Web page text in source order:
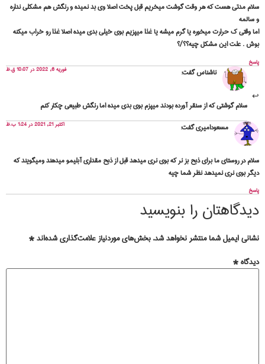
سلام مدتی هست که هر وقت گوشت میخریم قبل پخت اصلا وی بد نمیده و رنگش هم مشکلی نداره
و سالمه
اما وقتی ک حرارت میخوره یا گرم میشه یا غذا میپزیم بوی خیلی بدی میده اصلا غذا رو خراب میکنه
بوش . علت این مشکل چیه؟؟/؟
پاسخ
ناشناسگفت: فوریه 6, 2022 در 10:07 ق.ظ
سلام گوشتی که از سنقر آورده بودند میپزم بوی بدی میده اما رنگش طبیعی چکار کنم
مسعودامیریگفت: اکتبر 21, 2021 در 1:24 ب.ظ
سلام در روستای ما برای ذبح بز نر که بوی نری میدهد قبل از ذبح مقداری آبلیمو میدهند ومیگویند که
دیگر بوی نری نمیدهد نظر شما چیه
پاسخ
دیدگاهتان را بنویسید
نشانی ایمیل شما منتشر نخواهد شد. بخش‌های موردنیاز علامت‌گذاری شده‌اند*
دیدگاه*